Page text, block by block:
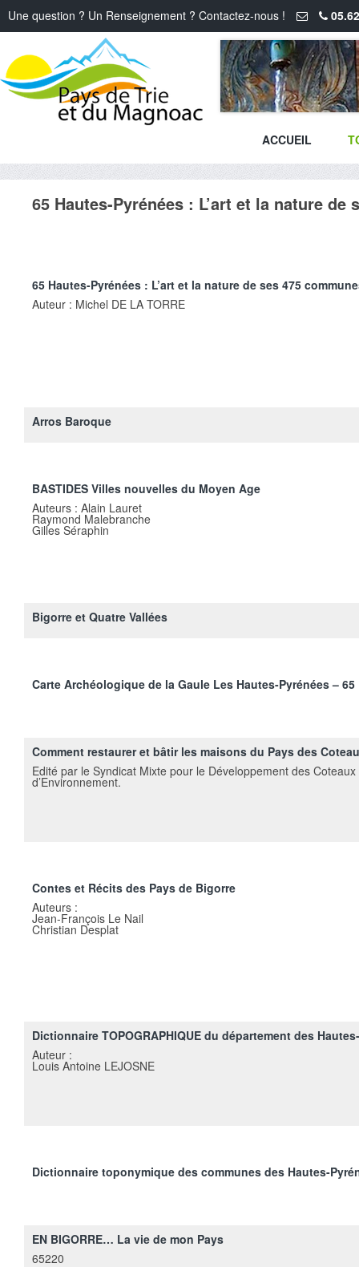
Une question ? Un Renseignement ? Contactez-nous !
ACCUEIL
65 Hautes-Pyrénées : L’art et la nature de
65 Hautes-Pyrénées : L’art et la nature de ses 475
Auteur : Michel DE LA TORRE
Arros Baroque
BASTIDES Villes nouvelles du Moyen Age
Auteurs : Alain Lauret
Raymond Malebranche
Gilles Séraphin
Bigorre et Quatre Vallées
Carte Archéologique de la Gaule Les Hautes-Pyrénées – 65
Comment restaurer et bâtir les maisons du Pays des
Edité par le Syndicat Mixte pour le Développement des
d’Environnement.
Contes et Récits des Pays de Bigorre
Auteurs :
Jean-François Le Nail
Christian Desplat
Dictionnaire TOPOGRAPHIQUE du département des
Auteur :
Louis Antoine LEJOSNE
Dictionnaire toponymique des communes des Hautes-
EN BIGORRE… La vie de mon Pays
65220